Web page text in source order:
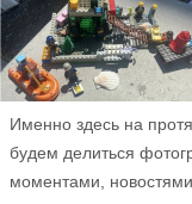
Именно здесь на
будем делиться
моментами,